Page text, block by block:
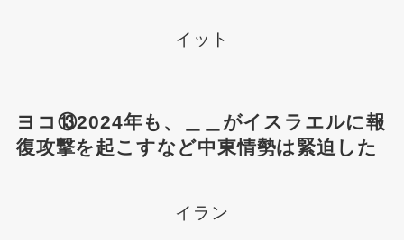
イット
ヨコ⑬2024年も、＿＿がイスラエルに報
復攻撃を起こすなど中東情勢は緊迫した
イラン